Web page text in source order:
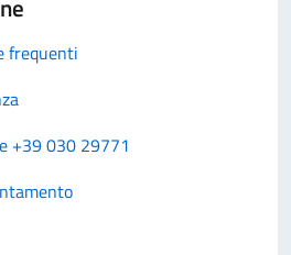
frequenti
+39 030 29771